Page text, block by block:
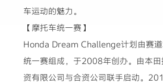
车运动的魅力。
【摩托车统一赛】
Honda Dream Challenge计划由赛
统一赛组成，于2008年创办。由本
资有限公司与合资公司联手启动。